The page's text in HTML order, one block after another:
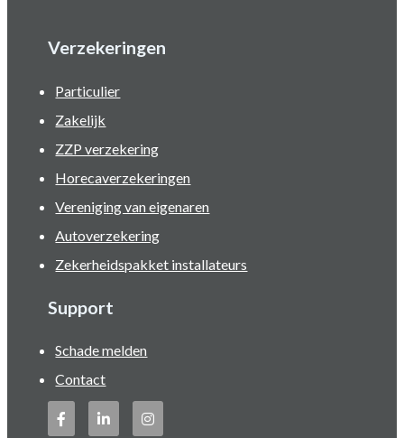
Verzekeringen
Particulier
Zakelijk
ZZP verzekering
Horecaverzekeringen
Vereniging van eigenaren
Autoverzekering
Zekerheidspakket installateurs
Support
Schade melden
Contact